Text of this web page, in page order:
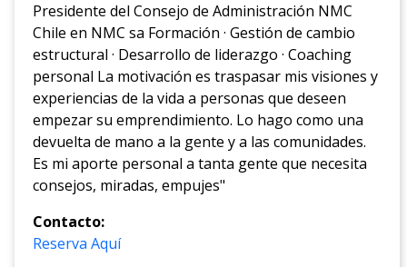
Presidente del Consejo de Administración NMC
Chile en NMC sa Formación · Gestión de cambio
estructural · Desarrollo de liderazgo · Coaching
personal La motivación es traspasar mis visiones y
experiencias de la vida a personas que deseen
empezar su emprendimiento. Lo hago como una
devuelta de mano a la gente y a las comunidades.
Es mi aporte personal a tanta gente que necesita
consejos, miradas, empujes"
Contacto:
Reserva Aquí